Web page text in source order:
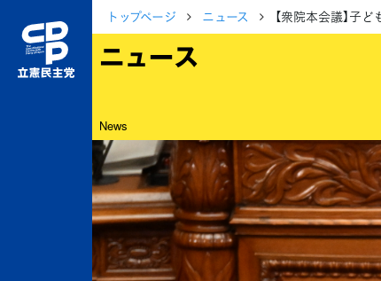
トップページ ニュース 【衆院本会議】子
ニュース
News